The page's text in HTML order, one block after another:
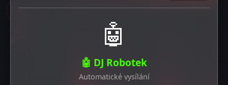
🤖
🤖 DJ Robotek
Automatické vysílání